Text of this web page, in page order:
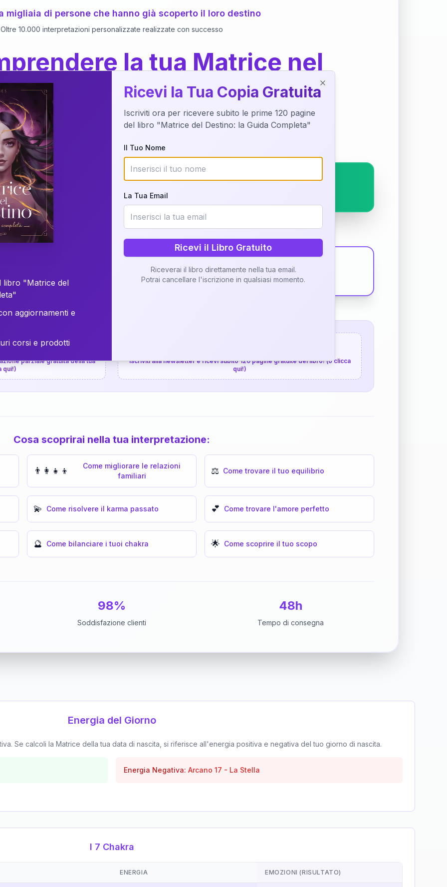
migliaia di persone che hanno già scoperto il loro destino
Oltre 10.000 interpretazioni personalizzate realizzate con successo
la tua Matrice nel
dettaglio?
della tua Matrice del Destino attraverso una nostra interpretazione
o studiando attraverso il manuale completo.
Richiedi Interpretazione
✨ Interpretazione personalizzata
Scopri il Libro
gratuita
parziale gratuita della tua
qui!)
Iscriviti alla newsletter e ricevi subito 120 pagine gratuite del libro! (o clicca
qui!)
Cosa scoprirai nella tua interpretazione:
👨‍👩‍👧‍👦
Come migliorare le relazioni
familiari
⚖️ Come trovare il tuo equilibrio
💫 Come risolvere il karma passato 💕 Come trovare l'amore perfetto
🔮 Come bilanciare i tuoi chakra 🌟 Come scoprire il tuo scopo
98%
Soddisfazione clienti
48h
Tempo di consegna
Energia del Giorno
Se calcoli la Matrice della tua data di nascita, si riferisce all'energia positiva e negativa del tuo giorno di nascita.
Energia Negativa: Arcano 17 - La Stella
I 7 Chakra
ENERGIA EMOZIONI (RISULTATO)
del Libro
libro "Matrice del
aggiornamenti e
corsi e prodotti
Ricevi la Tua Copia Gratuita
Iscriviti ora per ricevere subito le prime 120 pagine
del libro "Matrice del Destino: la Guida Completa"
Il Tuo Nome
La Tua Email
Ricevi il Libro Gratuito
Riceverai il libro direttamente nella tua email.
Potrai cancellare l'iscrizione in qualsiasi momento.